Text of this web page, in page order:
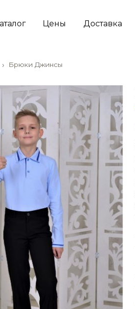
Цены Доставка
Брюки Джинсы